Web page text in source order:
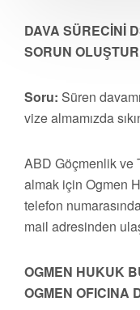
DAVA SÜRECİNİ
SORUN
Soru: Süren
vize almamızda
ABD Göçmenlik ve
almak için Ogmen
telefon
mail adresinden
OGMEN HUKUK
OGMEN OFICINA